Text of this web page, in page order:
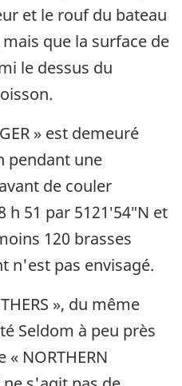
et le rouf du bateau
que la surface de
le dessus du
» est demeuré
pendant une
de couler
51 par 5121′54″N et
120 brasses
n'est pas envisagé.
», du même
Seldom à peu près
NORTHERN